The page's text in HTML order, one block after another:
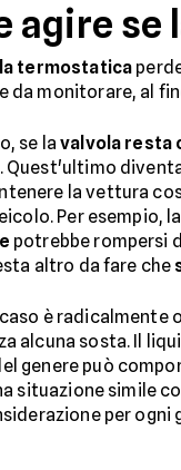
agire
termostatica
da monitorare, al
se lavalvola resta
Quest'ultimo
la vettura
Per esempio, la
potrebbe rompersi
altro da fare che
è
alcuna sosta. Il
genere può
situazione simile
per ogni